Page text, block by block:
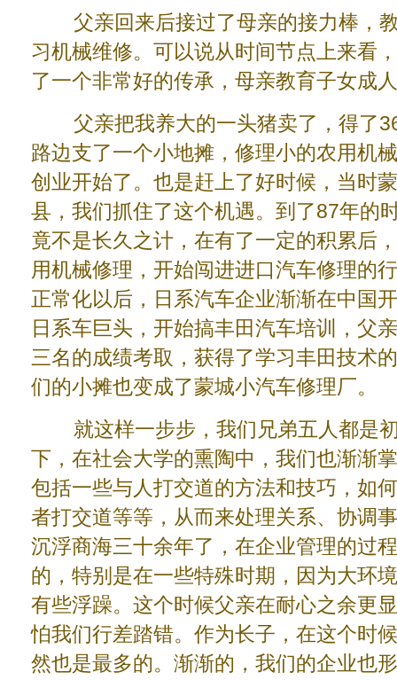
父亲回来后接过了母亲的接力棒，教
习机械维修。可以说从时间节点上来看
了一个非常好的传承，母亲教育子女成
父亲把我养大的一头猪卖了，得了
路边支了一个小地摊，修理小的农用机
创业开始了。也是赶上了好时候，当时
县，我们抓住了这个机遇。到了87年的
竟不是长久之计，在有了一定的积累后
用机械修理，开始闯进进口汽车修理的
正常化以后，日系汽车企业渐渐在中国
日系车巨头，开始搞丰田汽车培训，父
三名的成绩考取，获得了学习丰田技术
们的小摊也变成了蒙城小汽车修理厂。
就这样一步步，我们兄弟五人都是初
下，在社会大学的熏陶中，我们也渐渐
包括一些与人打交道的方法和技巧，如
者打交道等等，从而来处理关系、协调
沉浮商海三十余年了，在企业管理的过
的，特别是在一些特殊时期，因为大环
有些浮躁。这个时候父亲在耐心之余更
怕我们行差踏错。作为长子，在这个时
然也是最多的。渐渐的，我们的企业也